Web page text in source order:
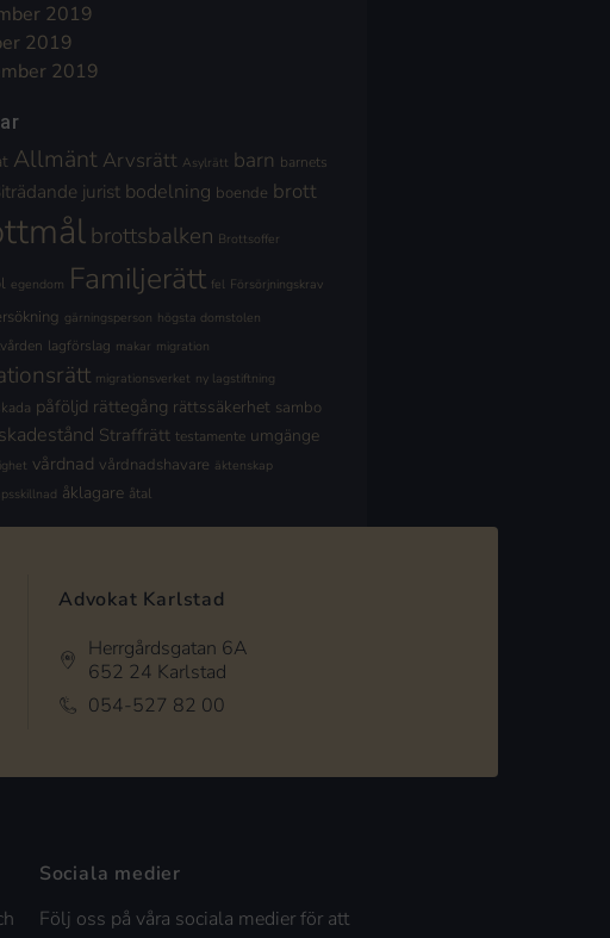
2019
2019
2019
Allmänt Arvsrätt Asylrätt barn barnets
jurist bodelning boende brott
brottsbalken Brottsoffer
egendom Familjerätt fel Försörjningskrav
gärningsperson högsta domstolen
lagförslag makar migration
migrationsverket ny lagstiftning
påföljd rättegång rättssäkerhet sambo
skadestånd Straffrätt testamente umgänge
vårdnad vårdnadshavare äktenskap
åklagare åtal
Advokat Karlstad
Herrgårdsgatan 6A
652 24 Karlstad
054-527 82 00
Sociala medier
Följ oss på våra sociala medier för att